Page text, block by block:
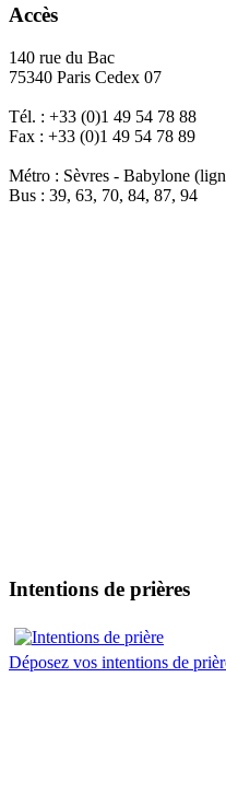
Accès
140 rue du Bac
75340 Paris Cedex 07
Tél. : +33 (0)1 49 54 78 88
Fax : +33 (0)1 49 54 78 89
Métro : Sèvres - Babylone
Bus : 39, 63, 70, 84, 87, 94
Intentions de prières
Déposez vos intentions de